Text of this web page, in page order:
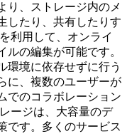
り、ストレージ内のメ
したり、共有したりす
利用して、オンライ
ルの編集が可能です。
環境に依存せずに行う
に、複数のユーザーが
でのコラボレーション
ージは、大容量のデ
です。多くのサービス